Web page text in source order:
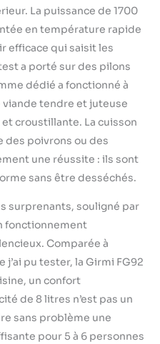
La puissance de 1700
en température rapide
efficace qui saisit les
a porté sur des pilons
dédié a fonctionné à
tendre et juteuse
croustillante. La cuisson
des poivrons ou des
une réussite : ils sont
sans être desséchés.
surprenants, souligné par
fonctionnement
Comparée à
j’ai pu tester, la Girmi FG92
un confort
de 8 litres n’est pas un
sans problème une
pour 5 à 6 personnes